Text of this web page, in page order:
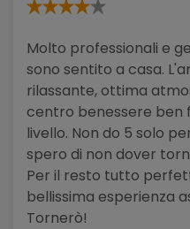
Molto professionali e
sono sentito a casa.
rilassante, ottima
centro benessere ben
livello. Non do 5 solo
spero di non dover
Per il resto tutto
bellissima esperienza
Tornerò!